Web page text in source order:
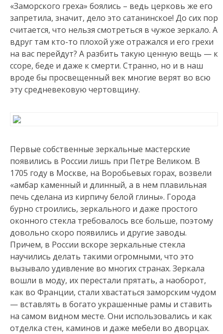
«Заморского греха» боялись – ведь церковь же его
запретила, значит, дело это сатанинское! До сих пор
считается, что нельзя смотреться в чужое зеркало. А
вдруг там кто-то плохой уже отражался и его грехи
на вас перейдут? А разбить такую ценную вещь — к
ссоре, беде и даже к смерти. Странно, но и в наш
вроде бы просвещенный век многие верят во всю
эту средневековую чертовщину.
Первые собственные зеркальные мастерские
появились в России лишь при Петре Великом. В
1705 году в Москве, на Воробьевых горах, возвели
«амбар каменный и длинный, а в нем плавильная
печь сделана из кирпичу белой глины». Города
бурно строились, зеркального и даже простого
оконного стекла требовалось все больше, поэтому
довольно скоро появились и другие заводы.
Причем, в России вскоре зеркальные стекла
научились делать такими огромными, что это
вызывало удивление во многих странах. Зеркала
вошли в моду, их перестали прятать, а наоборот,
как во Франции, стали хвастаться заморским чудом
— вставлять в богато украшенные рамы и ставить
на самом видном месте. Они использовались и как
отделка стен, каминов и даже мебели во дворцах.